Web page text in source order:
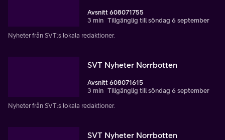
Avsnitt 608071755
3 min Tillgänglig till söndag 6 september
Nyheter från SVT:s lokala redaktioner.
SVT Nyheter Norrbotten
Avsnitt 608071615
3 min Tillgänglig till söndag 6 september
Nyheter från SVT:s lokala redaktioner.
SVT Nyheter Norrbotten